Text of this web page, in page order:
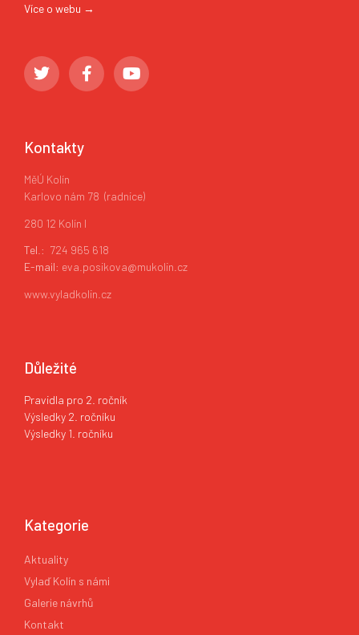
Více o webu →
Kontakty
MěÚ Kolín
Karlovo nám 78 (radnice)
280 12 Kolín I
Tel .: 724 965 618
E-mail: eva.posikova@mukolin.cz
www.vyladkolin.cz
Důležité
Pravidla pro 2. ročník
Výsledky 2. ročníku
Výsledky 1. ročníku
Kategorie
Aktuality
Vylaď Kolín s námi
Galerie návrhů
Kontakt